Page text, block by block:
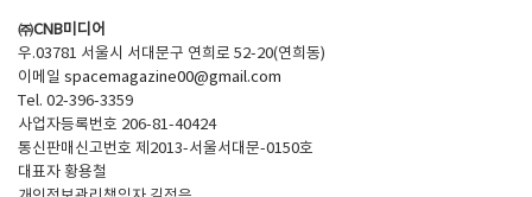
㈜CNB미디어
우.03781 서울시 서대문구 연희로 52-20(연희동)
이메일 spacemagazine00@gmail.com
Tel. 02-396-3359
사업자등록번호 206-81-40424
통신판매신고번호 제2013-서울서대문-0150호
대표자 황용철